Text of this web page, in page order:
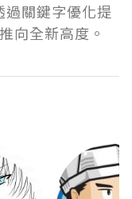
過關鍵字優化提
向全新高度。